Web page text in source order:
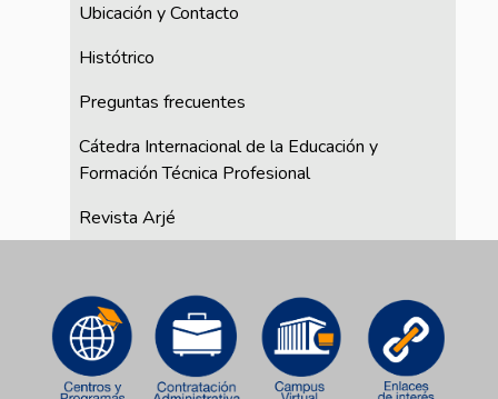
Ubicación y Contacto
Histótrico
Preguntas frecuentes
Cátedra Internacional de la Educación y
Formación Técnica Profesional
Revista Arjé